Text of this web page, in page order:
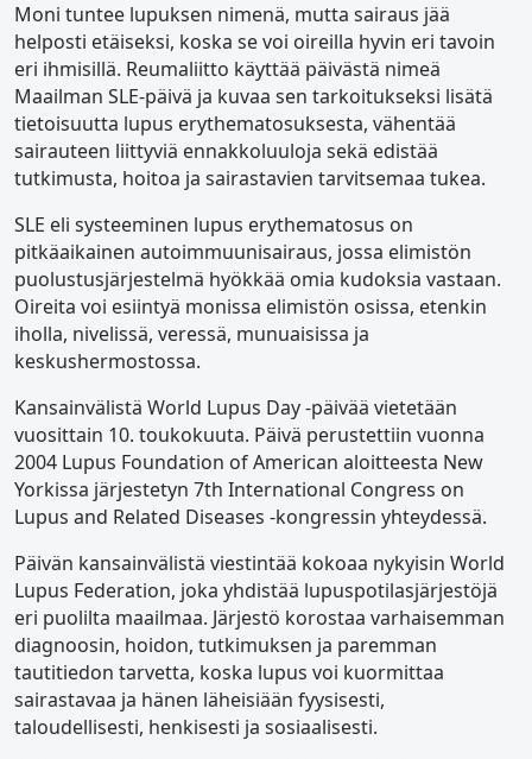
Moni tuntee lupuksen nimenä, mutta sairaus jää
helposti etäiseksi, koska se voi oireilla hyvin eri tavoin
eri ihmisillä. Reumaliitto käyttää päivästä nimeä
Maailman SLE-päivä ja kuvaa sen tarkoitukseksi lisätä
tietoisuutta lupus erythematosuksesta, vähentää
sairauteen liittyviä ennakkoluuloja sekä edistää
tutkimusta, hoitoa ja sairastavien tarvitsemaa tukea.
SLE eli systeeminen lupus erythematosus on
pitkäaikainen autoimmuunisairaus, jossa elimistön
puolustusjärjestelmä hyökkää omia kudoksia vastaan.
Oireita voi esiintyä monissa elimistön osissa, etenkin
iholla, nivelissä, veressä, munuaisissa ja
keskushermostossa.
Kansainvälistä World Lupus Day -päivää vietetään
vuosittain 10. toukokuuta. Päivä perustettiin vuonna
2004 Lupus Foundation of American aloitteesta New
Yorkissa järjestetyn 7th International Congress on
Lupus and Related Diseases -kongressin yhteydessä.
Päivän kansainvälistä viestintää kokoaa nykyisin World
Lupus Federation, joka yhdistää lupuspotilasjärjestöjä
eri puolilta maailmaa. Järjestö korostaa varhaisemman
diagnoosin, hoidon, tutkimuksen ja paremman
tautitiedon tarvetta, koska lupus voi kuormittaa
sairastavaa ja hänen läheisiään fyysisesti,
taloudellisesti, henkisesti ja sosiaalisesti.